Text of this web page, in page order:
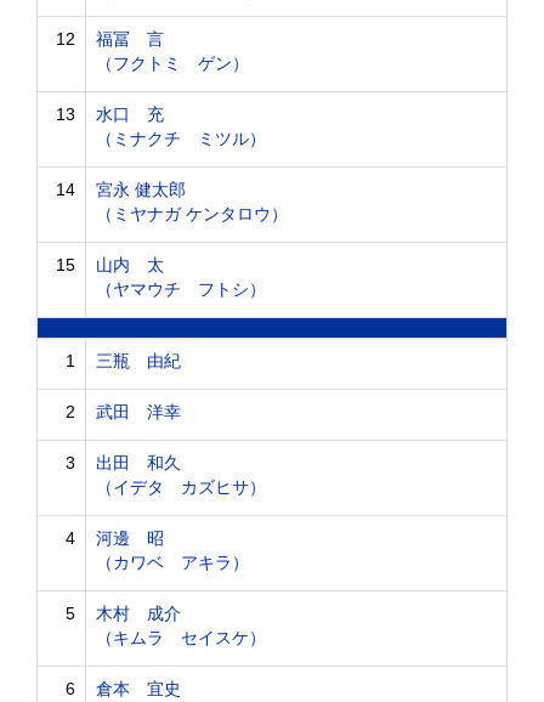
12
福冨 言
（フクトミ ゲン）
13
水口 充
（ミナクチ ミツル）
14
宮永 健太郎
（ミヤナガ ケンタロウ）
15
山内 太
（ヤマウチ フトシ）
1 三瓶 由紀
2 武田 洋幸
3
出田 和久
（イデタ カズヒサ）
4
河邊 昭
（カワベ アキラ）
5
木村 成介
（キムラ セイスケ）
6
倉本 宜史